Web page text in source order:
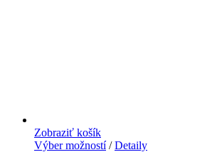
Zobraziť košík
Výber možností/ Detaily